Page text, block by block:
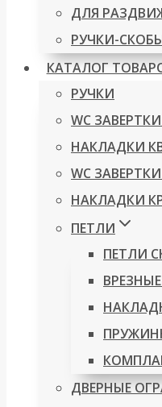
ДЛЯ
РУЧКИ-
КАТАЛОГ
РУЧКИ
WC
НАКЛАДКИ
WC
НАКЛАДКИ
ПЕТЛИ
ПЕТЛИ
ДВЕРНЫЕ